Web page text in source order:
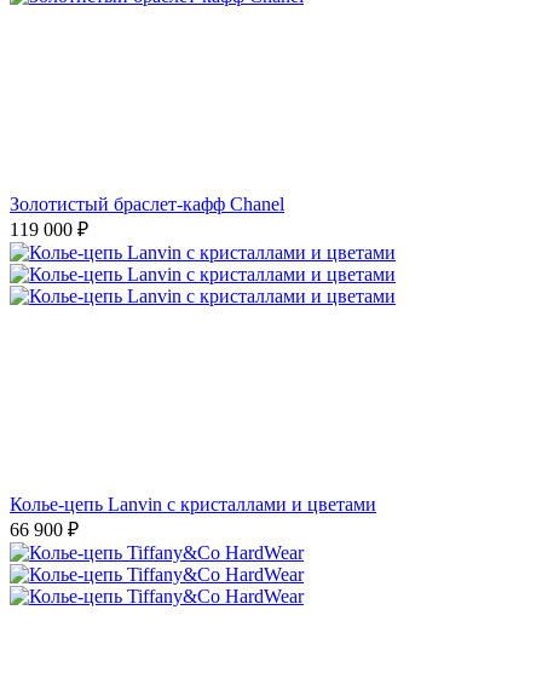
Золотистый браслет-кафф Chanel
119 000 ₽
Колье-цепь Lanvin с кристаллами и цветами
66 900 ₽